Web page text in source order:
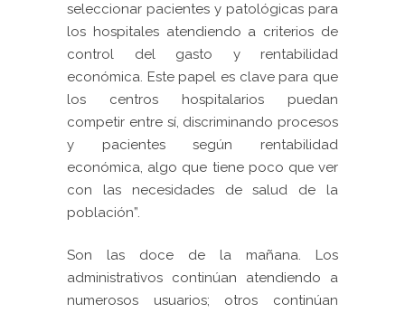
seleccionar pacientes y patológicas para
los hospitales atendiendo a criterios de
control del gasto y rentabilidad
económica. Este papel es clave para que
los centros hospitalarios puedan
competir entre sí, discriminando procesos
y pacientes según rentabilidad
económica, algo que tiene poco que ver
con las necesidades de salud de la
población”.
Son las doce de la mañana. Los
administrativos continúan atendiendo a
numerosos usuarios; otros continúan